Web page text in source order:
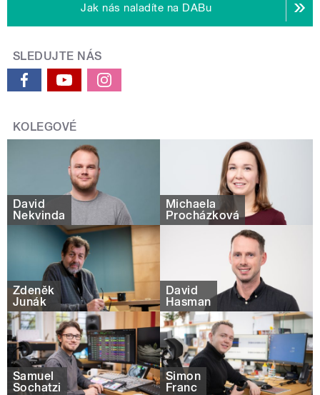
Jak nás naladíte na DABu
SLEDUJTE NÁS
KOLEGOVÉ
David
Nekvinda
Michaela
Procházková
Zdeněk
Junák
David
Hasman
Samuel
Sochatzi
Šimon
Franc